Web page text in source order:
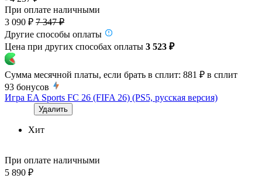
При оплате наличными
3 090 ₽ 7 347 ₽
Другие способы оплаты
Цена при других способах оплаты 3 523 ₽
Сумма месячной платы, если брать в сплит: 881 ₽ в сплит
93 бонусов
Игра EA Sports FC 26 (FIFA 26) (PS5, русская версия)
Удалить
Хит
При оплате наличными
5 890 ₽